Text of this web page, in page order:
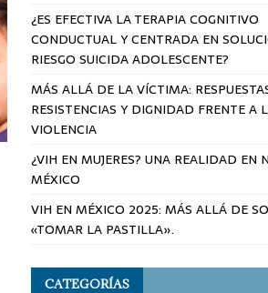
¿ES EFECTIVA LA TERAPIA COGNITIVO
CONDUCTUAL Y CENTRADA EN
RIESGO SUICIDA ADOLESCENTE?
MÁS ALLÁ DE LA VÍCTIMA:
RESISTENCIAS Y DIGNIDAD FRENTE A
VIOLENCIA
¿VIH EN MUJERES? UNA REALIDAD EN
MÉXICO
VIH EN MÉXICO 2025: MÁS ALLÁ DE
«TOMAR LA PASTILLA».
CATEGORÍAS